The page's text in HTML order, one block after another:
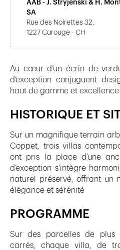
Au cœur d’un écrin de
d’exception conjuguent
haut de gamme et
HISTORIQUE ET
Sur un magnifique terrain
Coppet, trois villas
ont pris la place d’une
d’exception s’intègre
naturel préservé, offrant un
élégance et sérénité
PROGRAMME
Sur des parcelles de plus
carrés, chaque villa, de
AAB - J. Stryjenski & H.
SA
Rue des Noirettes 32,
1227 Carouge - CH